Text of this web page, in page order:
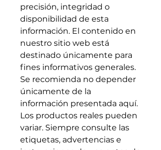
precisión, integridad o
disponibilidad de esta
información. El contenido en
nuestro sitio web está
destinado únicamente para
fines informativos generales.
Se recomienda no depender
únicamente de la
información presentada aquí.
Los productos reales pueden
variar. Siempre consulte las
etiquetas, advertencias e